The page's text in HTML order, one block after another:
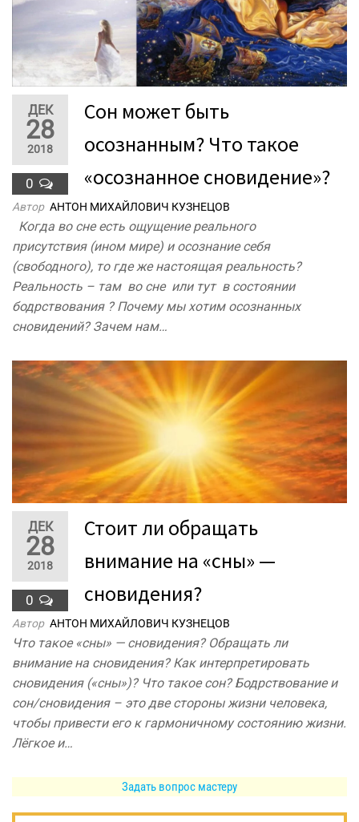
ДЕК
28
2018
0
Сон может быть
осознанным? Что такое
«осознанное сновидение»?
Автор АНТОН МИХАЙЛОВИЧ КУЗНЕЦОВ
Когда во сне есть ощущение реального
присутствия (ином мире) и осознание себя
(свободного), то где же настоящая реальность?
Реальность – там во сне или тут в состоянии
бодрствования ? Почему мы хотим осознанных
сновидений? Зачем нам…
ДЕК
28
2018
0
Стоит ли обращать
внимание на «сны» —
сновидения?
Автор АНТОН МИХАЙЛОВИЧ КУЗНЕЦОВ
Что такое «сны» — сновидения? Обращать ли
внимание на сновидения? Как интерпретировать
сновидения («сны»)? Что такое сон? Бодрствование и
сон/сновидения – это две стороны жизни человека,
чтобы привести его к гармоничному состоянию жизни.
Лёгкое и…
Задать вопрос мастеру